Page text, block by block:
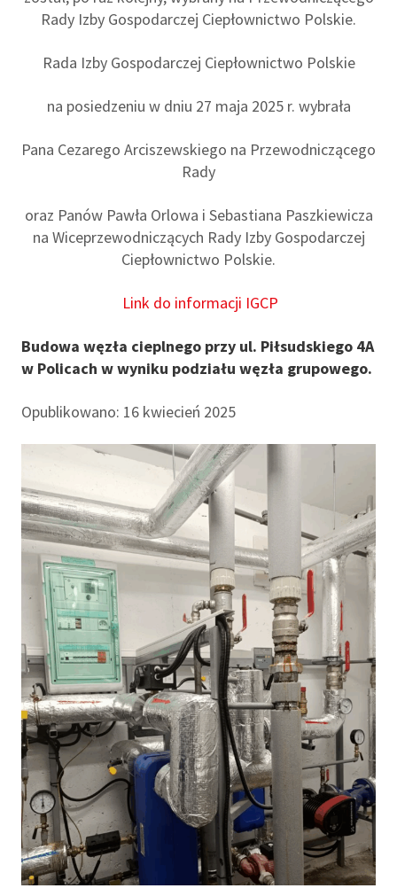
Rady Izby Gospodarczej Ciepłownictwo Polskie.
Rada Izby Gospodarczej Ciepłownictwo Polskie
na posiedzeniu w dniu 27 maja 2025 r. wybrała
Pana Cezarego Arciszewskiego na Przewodniczącego
Rady
oraz Panów Pawła Orlowa i Sebastiana Paszkiewicza
na Wiceprzewodniczących Rady Izby Gospodarczej
Ciepłownictwo Polskie.
Link do informacji IGCP
Budowa węzła cieplnego przy ul. Piłsudskiego 4A
w Policach w wyniku podziału węzła grupowego.
Opublikowano: 16 kwiecień 2025